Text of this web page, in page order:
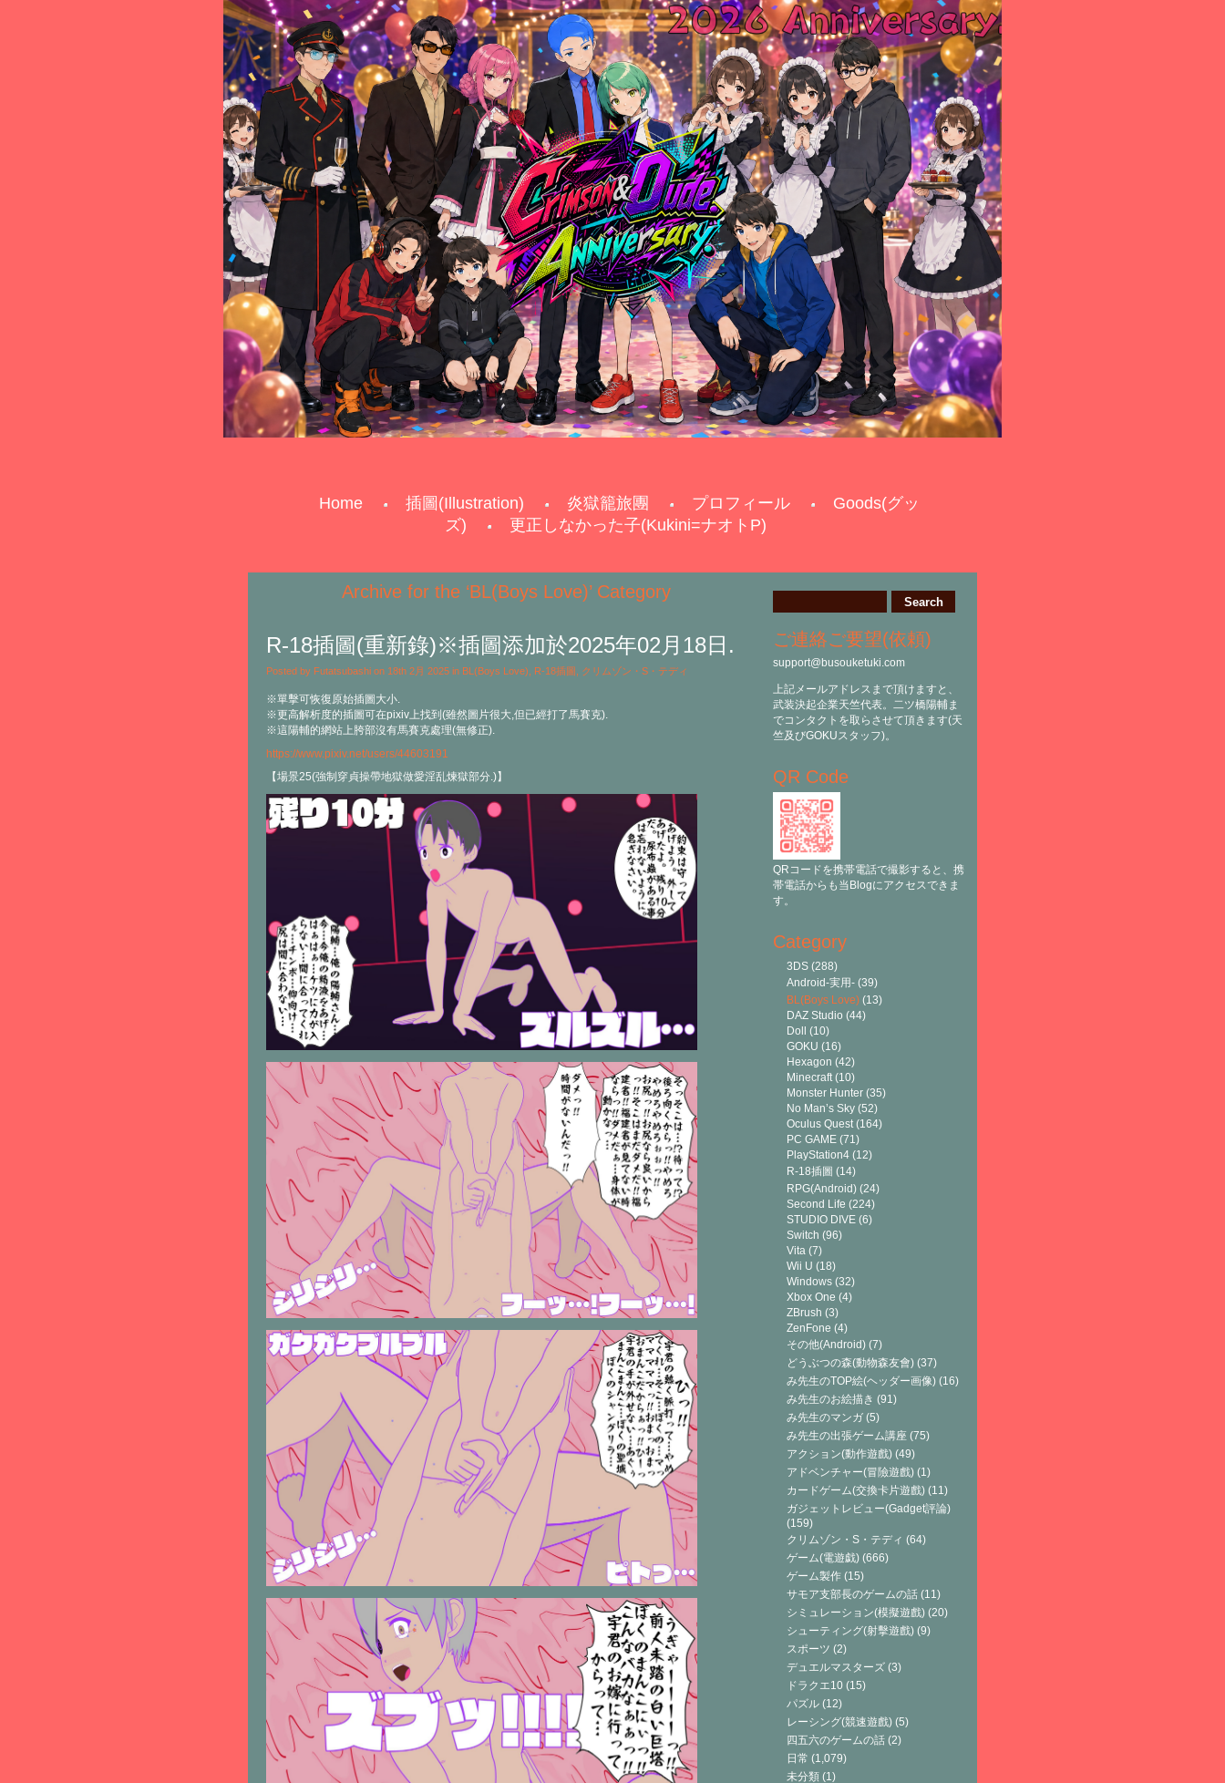
Home 插圖(Illustration) 炎獄籠旅團 プロフィール
Goods(グッ
ズ)
更正しなかった子(Kukini=ナオトP)
Archive for the ‘BL(Boys Love)’ Category
R-18插圖(重新錄)※插圖添加於2025年02月18日.
Posted by Futatsubashi on 18th 2月 2025 in BL(Boys Love) R-18插圖 クリムゾン・S・テディ
※單擊可恢復原始插圖大小.
※更高解析度的插圖可在pixiv上找到(雖然圖片很大,但已經打了馬賽克).
※這陽輔的網站上胯部沒有馬賽克處理(無修正).
https://www.pixiv.net/users/44603191
【場景25(強制穿貞操帶地獄做愛淫乱煉獄部分.)】
ご連絡ご要望(依頼)
support@busouketuki.com
上記メールアドレスまで頂けますと、
武装決起企業天竺代表。二ツ橋陽輔ま
でコンタクトを取らさせて頂きます(天
竺及びGOKUスタッフ)。
QR Code
QRコードを携帯電話で撮影すると、携
帯電話からも当Blogにアクセスできま
す。
Category
3DS (288)
Android-実用- (39)
BL(Boys Love) (13)
DAZ Studio (44)
Doll
(10)
GOKU (16)
Hexagon (42)
Minecraft(10)
Monster Hunter (35)
No Man’s Sky (52)
Oculus Quest(164)
PC GAME (71)
PlayStation4 (12)
R-18插圖 (14)
RPG(Android) (24)
Second Life (224)
STUDIO DIVE (6)
Switch (96)
Vita (7)
Wii U (18)
Windows (32)
Xbox One (4)
ZBrush (3)
ZenFone (4)
その他(Android) (7)
どうぶつの森(動物森友會) (37)
み先生のTOP絵(ヘッダー画像) (16)
み先生のお絵描き (91)
み先生のマンガ (5)
み先生の出張ゲーム講座 (75)
アクション(動作遊戲) (49)
アドベンチャー(冒險遊戲) (1)
カードゲーム(交換卡片遊戲) (11)
ガジェットレビュー(Gadget評論)
(159)
クリムゾン・S・テディ (64)
ゲーム(電遊戯) (666)
ゲーム製作 (15)
サモア支部長のゲームの話 (11)
シミュレーション(模擬遊戲) (20)
シューティング(射擊遊戲) (9)
スポーツ (2)
デュエルマスターズ (3)
ドラクエ10 (15)
パズル (12)
レーシング(競速遊戲) (5)
四五六のゲームの話 (2)
日常 (1,079)
未分類 (1)